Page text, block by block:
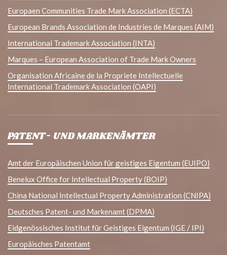
Europaen Communities Trade Mark Association (ECTA)
European Brands Association de Industries de Marques (AIM)
International Trademark Association (INTA)
Marques – European Association of Trade Mark Owners
Organisation Africaine de la Propriete Intellectuelle
International Trademark Association (OAPI)
PATENT- UND MARKENÄMTER
Amt der Europäischen Union für geistiges Eigentum (EUIPO)
Benelux Office for Intellectual Property (BOIP)
China National Intellectual Property Administration (CNIPA)
Deutsches Patent- und Markenamt (DPMA)
Eidgenössisches Institut für Geistiges Eigentum (IGE / IPI)
Europäisches Patentamt